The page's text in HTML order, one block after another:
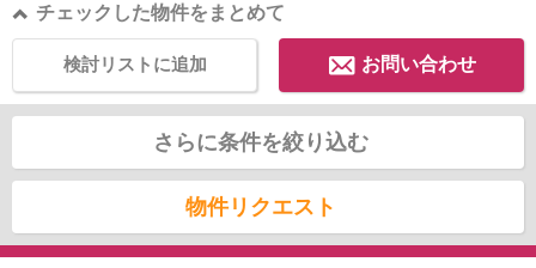
チェックした物件をまとめて
お問い合わせ
検討リストに追加
さらに条件を絞り込む
物件リクエスト